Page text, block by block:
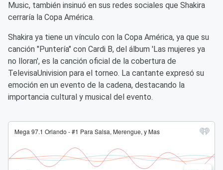
Music, también insinuó en sus redes sociales que Shakira
cerraría la Copa América.
Shakira ya tiene un vínculo con la Copa América, ya que su
canción "Puntería" con Cardi B, del álbum 'Las mujeres ya
no lloran', es la canción oficial de la cobertura de
TelevisaUnivision para el torneo. La cantante expresó su
emoción en un evento de la cadena, destacando la
importancia cultural y musical del evento.